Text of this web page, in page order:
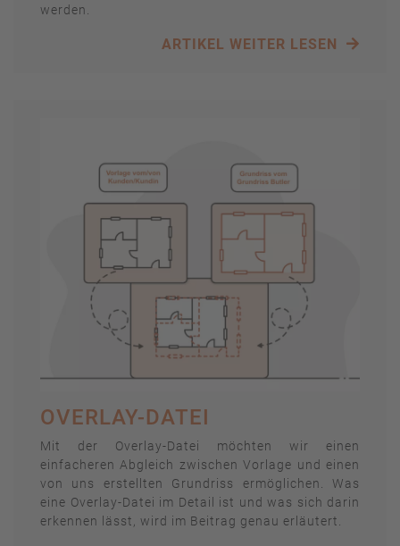
werden.
ARTIKEL WEITER LESEN
OVERLAY-DATEI
Mit der Overlay-Datei möchten wir einen
einfacheren Abgleich zwischen Vorlage und einen
von uns erstellten Grundriss ermöglichen. Was
eine Overlay-Datei im Detail ist und was sich darin
erkennen lässt, wird im Beitrag genau erläutert.